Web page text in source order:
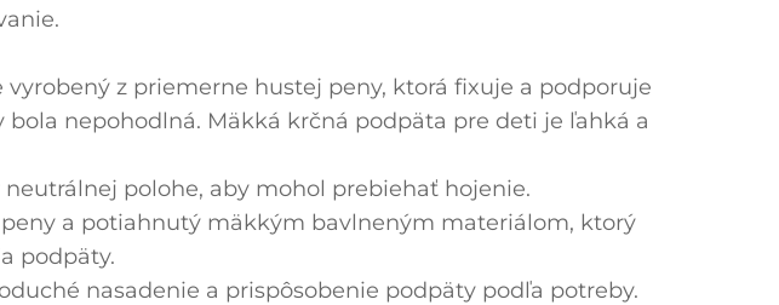
z priemerne hustej peny, ktorá fixuje a podporuje
nepohodlná. Mäkká krčná podpäta pre deti je ľahká a
polohe, aby mohol prebiehať hojenie.
peny a potiahnutý mäkkým bavlneným materiálom, ktorý
podpäty.
nasadenie a prispôsobenie podpäty podľa potreby.